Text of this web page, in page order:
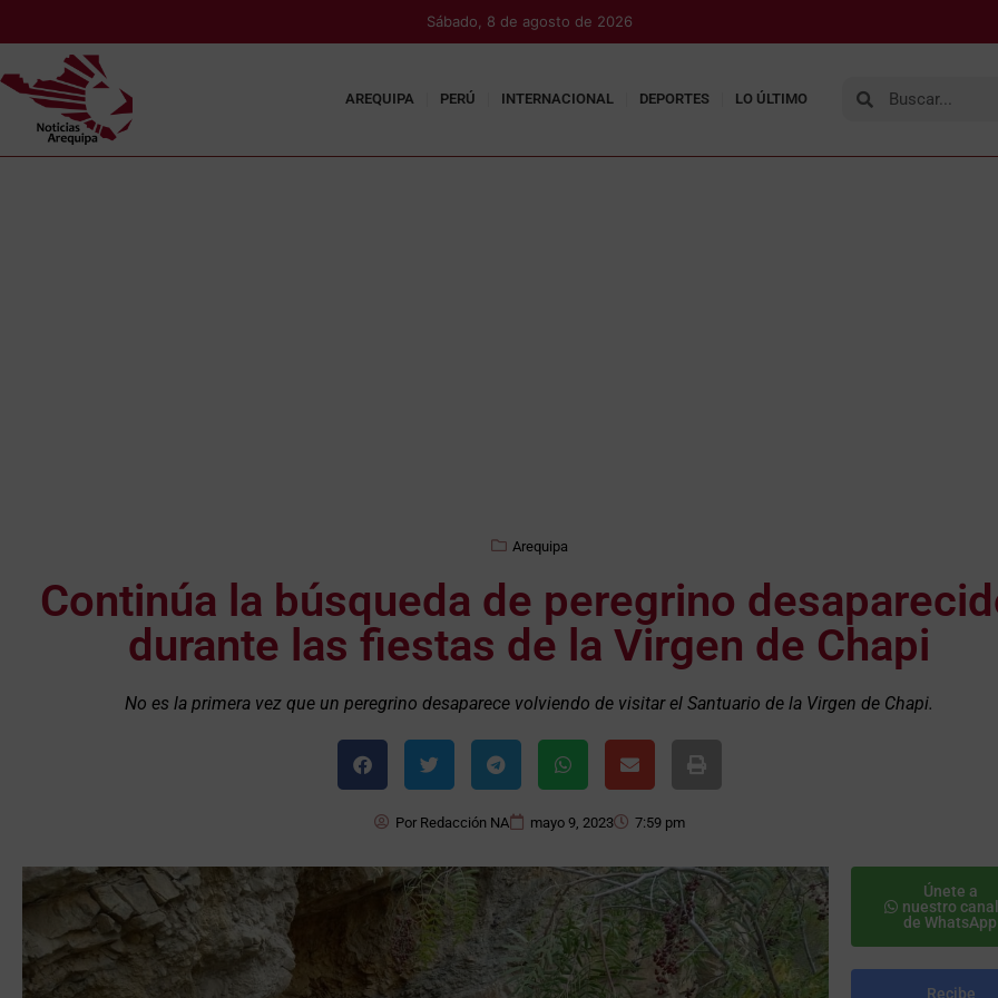
Sábado, 8 de agosto de 2026
AREQUIPA PERÚ INTERNACIONAL DEPORTES LO ÚLTIMO
Arequipa
Continúa la búsqueda de peregrino
durante las fiestas de la Virgen de Chapi
No es la primera vez que un peregrino desaparece volviendo de visitar el Santuario de la Virgen de Chapi.
PorRedacción NA mayo 9, 2023 7:59 pm
Únete a
nuestro canal
de WhatsApp
Recibe